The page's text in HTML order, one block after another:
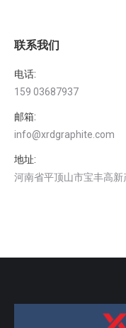
联系我们
电话:
159 03687937
邮箱:
info@xrdgraphite.com
地址:
河南省平顶山市宝丰高新